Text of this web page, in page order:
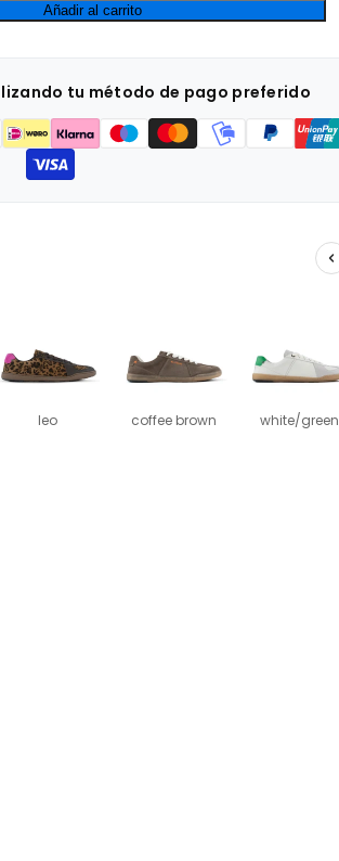
Añadir al carrito
tu método de pago preferido
leo coffee brown white/green